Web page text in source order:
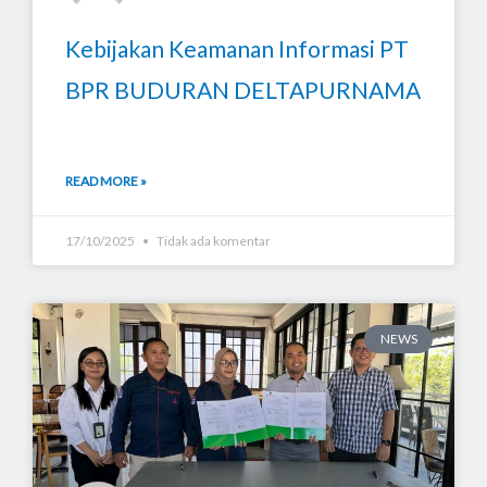
Kebijakan Keamanan Informasi PT
BPR BUDURAN DELTAPURNAMA
READ MORE »
17/10/2025 Tidak ada komentar
NEWS